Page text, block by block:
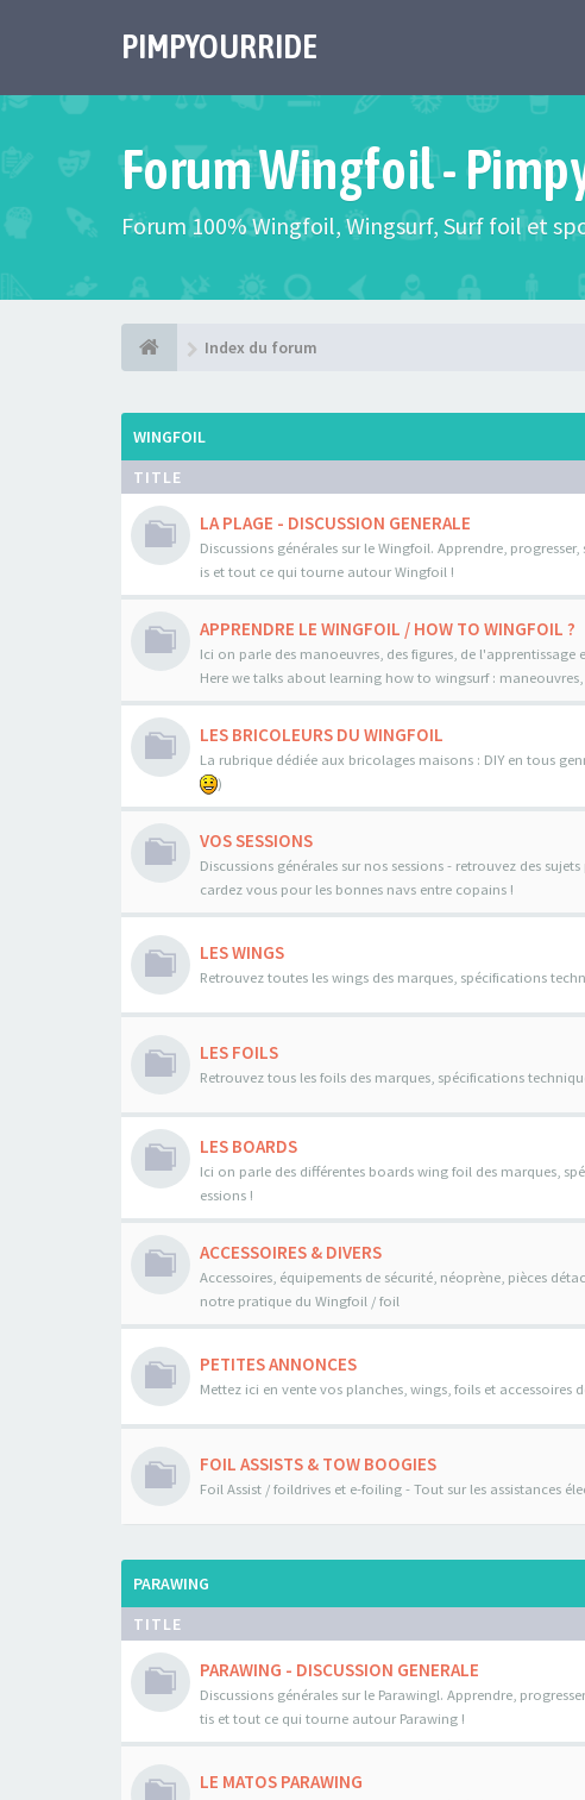
PIMPYOURRIDE
Forum Wingfoil -
Forum 100% Wingfoil, Wingsurf, Surf foil et
Index du forum
WINGFOIL
TITLE
LA PLAGE - DISCUSSION GENERALE
Discussions générales sur le Wingfoil. Apprendre,
is et tout ce qui tourne autour Wingfoil !
APPRENDRE LE WINGFOIL / HOW TO WINGFOIL ?
Ici on parle des manoeuvres, des figures, de
Here we talks about learning how to wingsurf : maneouvres,
LES BRICOLEURS DU WINGFOIL
La rubrique dédiée aux bricolages maisons : DIY en tous
)
VOS SESSIONS
Discussions générales sur nos sessions - retrouvez des
cardez vous pour les bonnes navs entre copains !
LES WINGS
Retrouvez toutes les wings des marques, spécifications
LES FOILS
Retrouvez tous les foils des marques, spécifications
LES BOARDS
Ici on parle des différentes boards wing foil des marques,
essions !
ACCESSOIRES & DIVERS
Accessoires, équipements de sécurité, néoprène, pièces
notre pratique du Wingfoil / foil
PETITES ANNONCES
Mettez ici en vente vos planches, wings, foils et accessoires
FOIL ASSISTS & TOW BOOGIES
Foil Assist / foildrives et e-foiling - Tout sur les assistances
PARAWING
TITLE
PARAWING - DISCUSSION GENERALE
Discussions générales sur le Parawingl. Apprendre,
tis et tout ce qui tourne autour Parawing !
LE MATOS PARAWING